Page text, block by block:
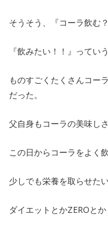
そうそう、『コーラ飲む
『飲みたい！！』ってい
ものすごくたくさんコー
だった。
父自身もコーラの美味し
この日からコーラをよく
少しでも栄養を取らせたい
ダイエットとかZEROと